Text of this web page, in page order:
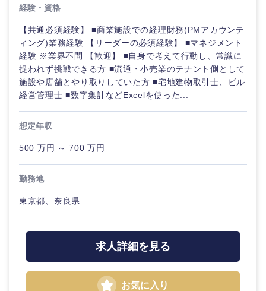
九州・沖縄
福岡県 佐賀県
長崎県 熊本県
大分県 宮崎県
鹿児島県
経験・資格
【共通必須経験】 ■商業施設での経理財務(PMアカウンテ
ィング)業務経験 【リーダーの必須経験】 ■マネジメント
経験 ※業界不問 【歓迎】 ■自身で考えて行動し、常識に
捉われず挑戦できる方 ■流通・小売業のテナント側として
施設や店舗とやり取りしていた方 ■宅地建物取引士、ビル
経営管理士 ■数字集計などExcelを使った...
想定年収
500 万円 ～ 700 万円
勤務地
東京都、奈良県
求人詳細を見る
お気に入り